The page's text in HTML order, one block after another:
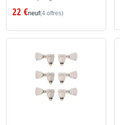
22 €neuf(4 offres)